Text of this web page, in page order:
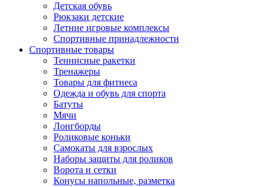
Детская обувь
Рюкзаки детские
Летние игровые комплексы
Спортивные принадлежности
Спортивные товары
Теннисные ракетки
Тренажеры
Товары для фитнеса
Одежда и обувь для спорта
Батуты
Мячи
Лонгборды
Роликовые коньки
Самокаты для взрослых
Наборы защиты для роликов
Ворота и сетки
Конусы напольные, разметка